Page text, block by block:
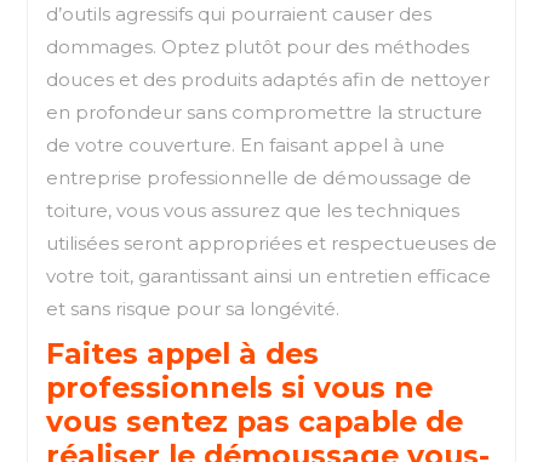
d’outils agressifs qui pourraient causer des
dommages. Optez plutôt pour des méthodes
douces et des produits adaptés afin de nettoyer
en profondeur sans compromettre la structure
de votre couverture. En faisant appel à une
entreprise professionnelle de démoussage de
toiture, vous vous assurez que les techniques
utilisées seront appropriées et respectueuses de
votre toit, garantissant ainsi un entretien efficace
et sans risque pour sa longévité.
Faites appel à des
professionnels si vous ne
vous sentez pas capable de